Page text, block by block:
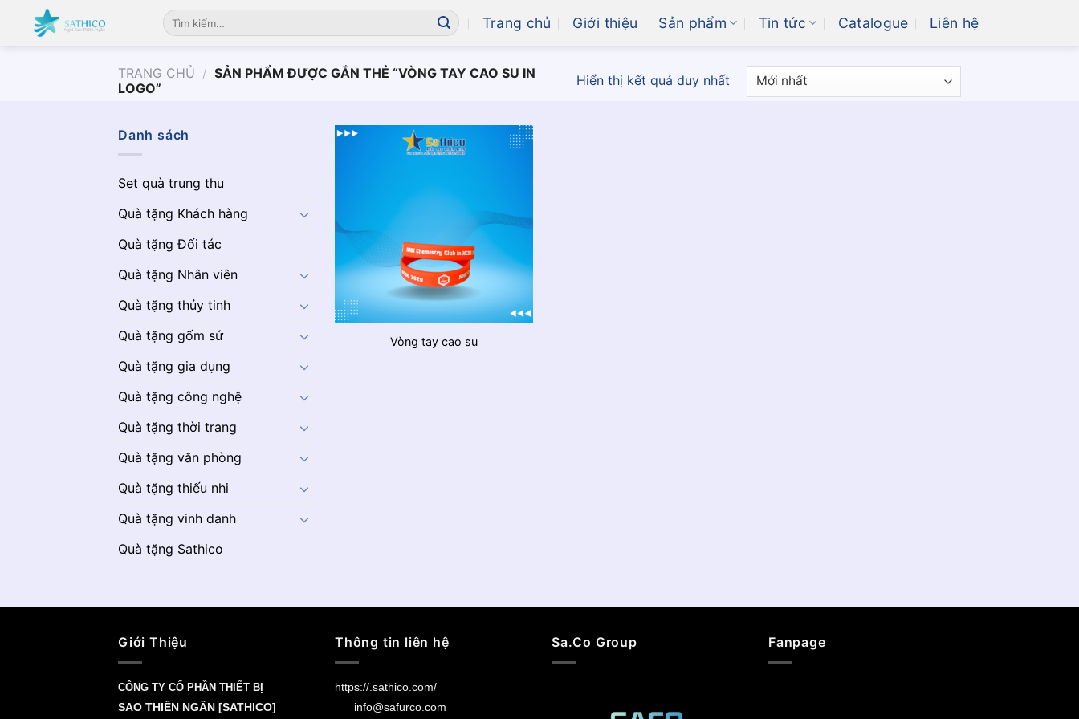
Chuyển
Tìm
kiếm:
Trang chủ Giới thiệu Sản phẩm Tin tức Catalogue Liên hệ
TRANG CHỦ / SẢN PHẨM ĐƯỢC GẮN THẺ “VÒNG TAY CAO SU IN
LOGO”
Hiển thị kết quả duy nhất
Danh sách
Set quà trung thu
Quà tặng Khách hàng
Quà tặng Đối tác
Quà tặng Nhân viên
Quà tặng thủy tinh
Quà tặng gốm sứ
Quà tặng gia dụng
Quà tặng công nghệ
Quà tặng thời trang
Quà tặng văn phòng
Quà tặng thiếu nhi
Quà tặng vinh danh
Quà tặng Sathico
Vòng tay cao su
Giới Thiệu
CÔNG TY CỔ PHẦN THIẾT BỊ
SAO THIÊN NGÂN [SATHICO]
Thông tin liên hệ
https://.sathico.com/
info@safurco.com
Sa.Co Group Fanpage